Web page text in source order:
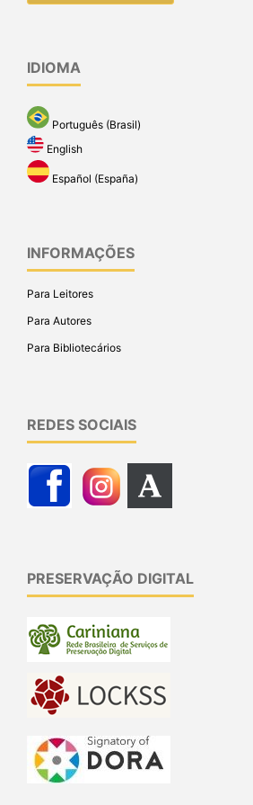
IDIOMA
Português (Brasil)
English
Español (España)
INFORMAÇÕES
Para Leitores
Para Autores
Para Bibliotecários
REDES SOCIAIS
PRESERVAÇÃO DIGITAL